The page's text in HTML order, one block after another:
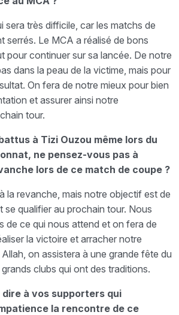
sera très difficile, car les matchs de
serrés. Le MCA a réalisé de bons
pour continuer sur sa lancée. De notre
dans la peau de la victime, mais pour
On fera de notre mieux pour bien
et assurer ainsi notre
tour.
à Tizi Ouzou même lors du
ne pensez-vous pas à
lors de ce match de coupe ?
la revanche, mais notre objectif est de
se qualifier au prochain tour. Nous
de ce qui nous attend et on fera de
la victoire et arracher notre
on assistera à une grande fête du
clubs qui ont des traditions.
dire à vos supporters qui
la rencontre de ce